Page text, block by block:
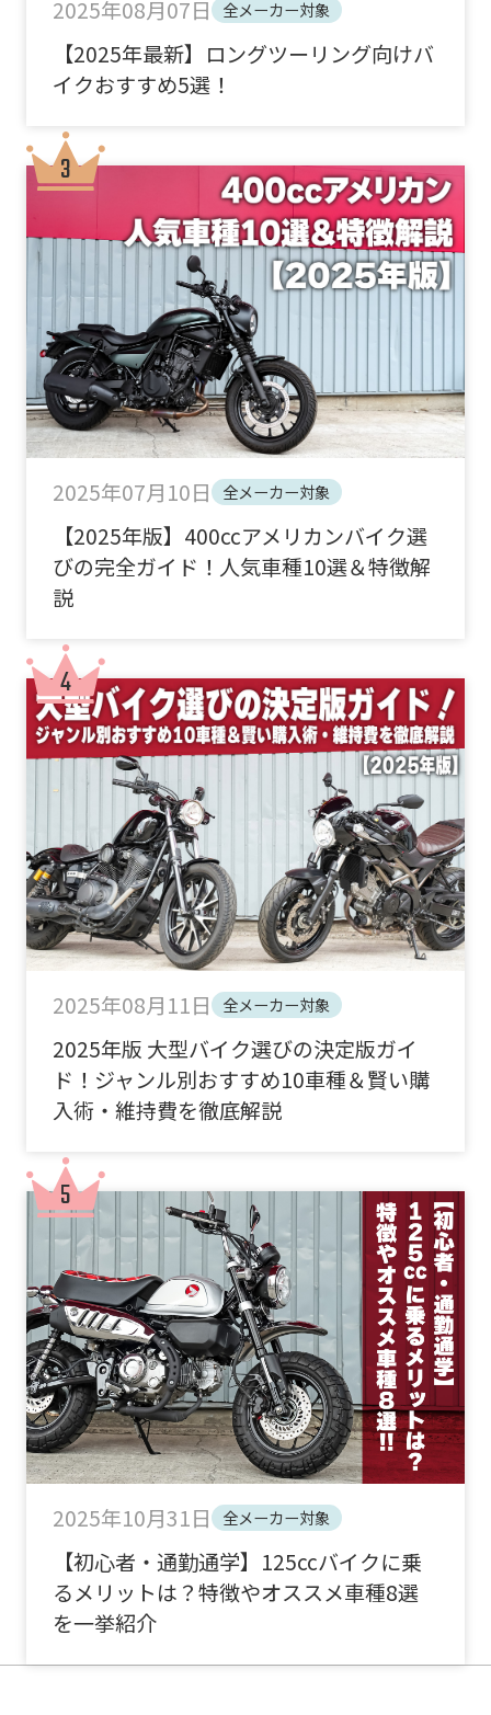
2025年08月07日 全メーカー対象
【2025年最新】ロングツーリング向けバ
イクおすすめ5選！
2025年07月10日 全メーカー対象
【2025年版】400ccアメリカンバイク選
びの完全ガイド！人気車種10選＆特徴解
説
2025年08月11日 全メーカー対象
2025年版 大型バイク選びの決定版ガイ
ド！ジャンル別おすすめ10車種＆賢い購
入術・維持費を徹底解説
2025年10月31日 全メーカー対象
【初心者・通勤通学】125ccバイクに乗
るメリットは？特徴やオススメ車種8選
を一挙紹介